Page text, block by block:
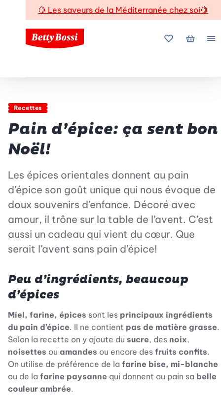
🍋 Les saveurs de la Méditerranée chez soi🍋
Mes favoris
Mon
Recettes
Pain d’épice: ça sent bon
Noël!
Les épices orientales donnent au pain
d’épice son goût unique qui nous évoque de
doux souvenirs d’enfance. Décoré avec
amour, il trône sur la table de l’avent. C’est
aussi un cadeau qui vient du cœur. Que
serait l’avent sans pain d’épice!
Peu d’ingrédients, beaucoup
d’épices
Miel, farine, épices sont les principaux ingrédients
du pain d’épice. Il ne contient pas de matière grasse.
Selon la recette on y ajoute du sucre, des noix,
noisettes ou amandes ou encore des fruits confits.
On utilise de préférence de la farine bise, mi-blanche
ou de la farine paysanne qui donnent au pain sa belle
couleur ambrée.